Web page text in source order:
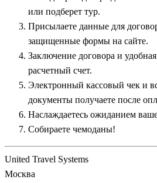
или подберет тур.
Присылаете данные для
защищенные формы на сайте.
Заключение договора и
расчетный счет.
Электронный кассовый чек и
документы получаете после
Наслаждаетесь ожиданием
Собираете чемоданы!
United Travel Systems
Москва